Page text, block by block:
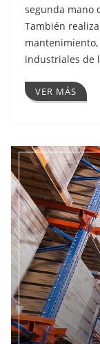
segunda mano
También
industriales de
VER MÁS